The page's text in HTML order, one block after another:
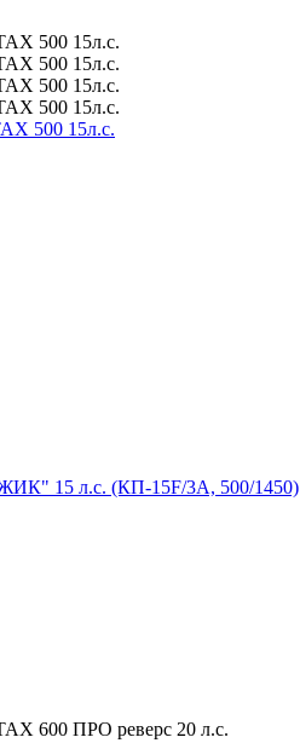
500 15л.с.
15 л.с. (КП-15F/3A, 500/1450)